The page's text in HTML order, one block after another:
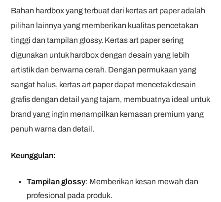
Bahan hardbox yang terbuat dari kertas art paper adalah
pilihan lainnya yang memberikan kualitas pencetakan
tinggi dan tampilan glossy. Kertas art paper sering
digunakan untuk hardbox dengan desain yang lebih
artistik dan berwarna cerah. Dengan permukaan yang
sangat halus, kertas art paper dapat mencetak desain
grafis dengan detail yang tajam, membuatnya ideal untuk
brand yang ingin menampilkan kemasan premium yang
penuh warna dan detail.
Keunggulan:
Tampilan glossy: Memberikan kesan mewah dan
profesional pada produk.